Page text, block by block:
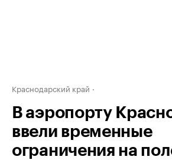
Краснодарский край
В аэропорту
ввели временные
ограничения на